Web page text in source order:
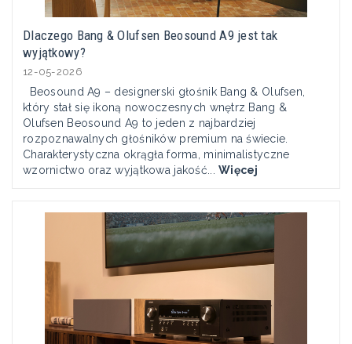
Dlaczego Bang & Olufsen Beosound A9 jest tak
wyjątkowy?
12-05-2026
Beosound A9 – designerski głośnik Bang & Olufsen,
który stał się ikoną nowoczesnych wnętrz Bang &
Olufsen Beosound A9 to jeden z najbardziej
rozpoznawalnych głośników premium na świecie.
Charakterystyczna okrągła forma, minimalistyczne
wzornictwo oraz wyjątkowa jakość...Więcej